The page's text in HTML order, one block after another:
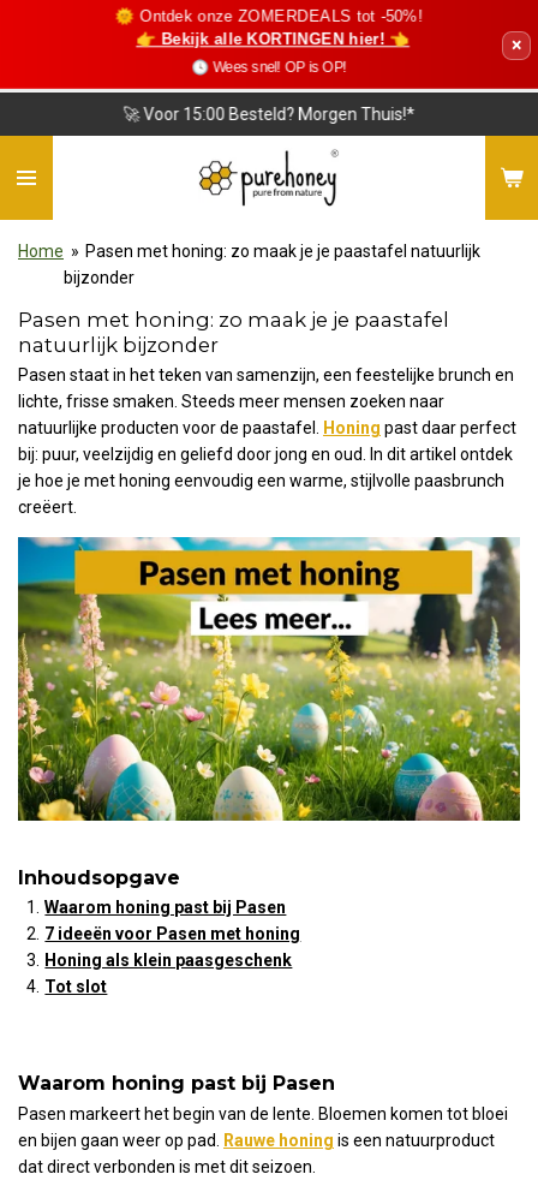
🌞 Ontdek onze ZOMERDEALS tot -50%!
👉 Bekijk alle KORTINGEN hier! 👈
🕓 Wees snel! OP is OP!
×
❤️ Vriendelijke Klantenservice
Home » Pasen met honing: zo maak je je paastafel natuurlijk
bijzonder
Pasen met honing: zo maak je je paastafel
natuurlijk bijzonder
Pasen staat in het teken van samenzijn, een feestelijke brunch en
lichte, frisse smaken. Steeds meer mensen zoeken naar
natuurlijke producten voor de paastafel. Honing past daar perfect
bij: puur, veelzijdig en geliefd door jong en oud. In dit artikel ontdek
je hoe je met honing eenvoudig een warme, stijlvolle paasbrunch
creëert.
Inhoudsopgave
Waarom honing past bij Pasen
7 ideeën voor Pasen met honing
Honing als klein paasgeschenk
Tot slot
Waarom honing past bij Pasen
Pasen markeert het begin van de lente. Bloemen komen tot bloei
en bijen gaan weer op pad. Rauwe honing is een natuurproduct
dat direct verbonden is met dit seizoen.